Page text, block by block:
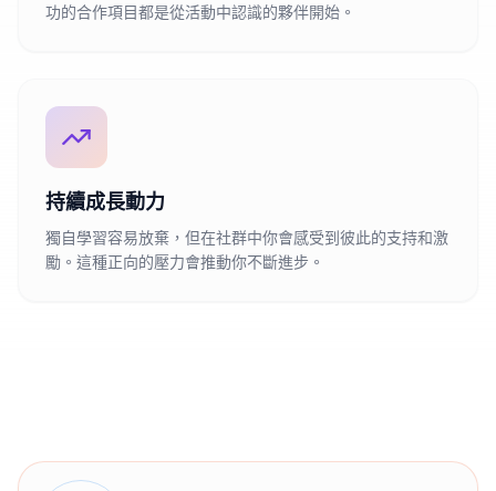
功的合作項目都是從活動中認識的夥伴開始。
持續成長動力
獨自學習容易放棄，但在社群中你會感受到彼此的支持和激
勵。這種正向的壓力會推動你不斷進步。